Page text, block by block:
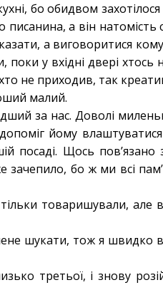
бо обидвом
писанина, а він
а виговоритися
у вхідні двері хтось
не приходив, так
малий.
за нас. Доволі
йому
посаді. Щось пов’язано
зачепило, бо ж ми всі
товаришували, але
шукати, тож я швидко
третьої, і знову